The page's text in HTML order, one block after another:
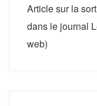
Article sur la
dans le journal
web)